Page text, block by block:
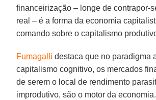
financeirização – longe de contrapor-
real – é a forma da economia
comando sobre o capitalismo
Fumagalli destaca que no paradigma
capitalismo cognitivo, os mercados
de serem o local de rendimento
improdutivo, são o motor da